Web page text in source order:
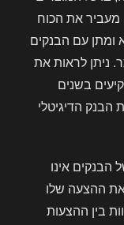
מעביר את הכוח
ומתן עם הבנקים
ניתן לראות את
בשנים
הבנק הדיגיטלי
הבנקים אינו
את ההצעה שלו
בין ההצעות